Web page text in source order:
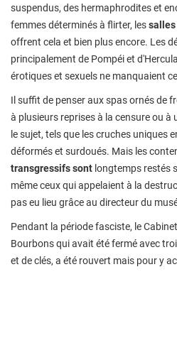
suspendus, des hermaphrodites et
femmes déterminés à flirter, lessalles
offrent cela et bien plus encore. Les
principalement de Pompéi et
érotiques et sexuels ne manquaient
Il suffit de penser aux spas ornés de
à plusieurs reprises à la censure ou
le sujet, tels que les cruches uniques
déformés et surdoués. Mais les
transgressifs sont longtemps restés
même ceux qui appelaient à la
pas eu lieu grâce au directeur du
Pendant la période fasciste, le
Bourbons qui avait été fermé avec
et de clés, a été rouvert mais pour y